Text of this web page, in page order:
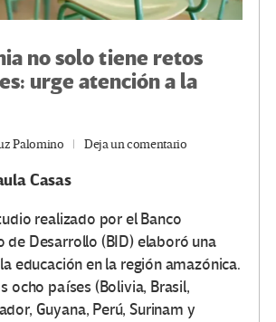
no solo tiene retos
urge atención a la
Palomino Deja un comentario
Casas
realizado por el Banco
de Desarrollo (BID) elaboró una
educación en la región amazónica.
ocho países (Bolivia, Brasil,
Guyana, Perú, Surinam y